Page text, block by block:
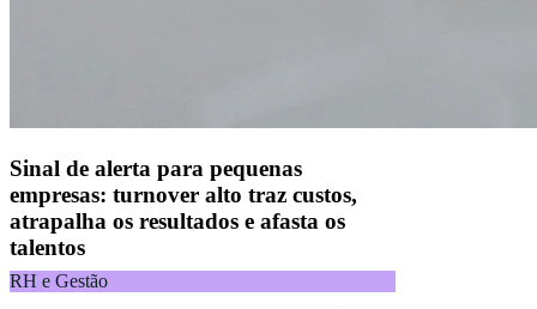
Sinal de alerta para pequenas
empresas: turnover alto traz custos,
atrapalha os resultados e afasta os
talentos
RH e Gestão